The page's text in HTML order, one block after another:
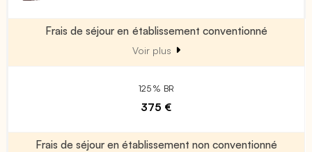
Frais de séjour en établissement conventionné
Voir plus
125 % BR
375 €
Frais de séjour en établissement non conventionné